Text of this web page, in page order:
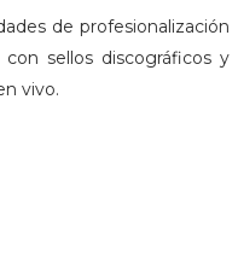
de profesionalización
sellos discográficos y
vivo.